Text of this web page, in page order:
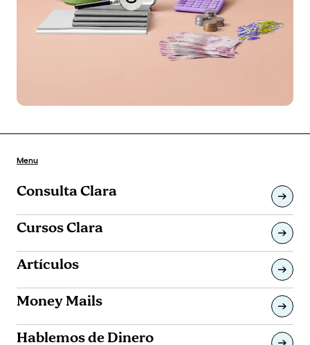
Menu
Consulta Clara
Cursos Clara
Artículos
Money Mails
Hablemos de Dinero